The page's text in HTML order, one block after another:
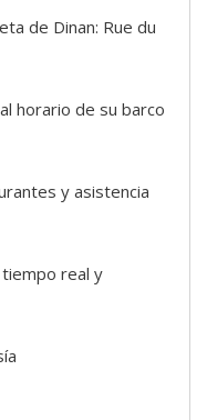
de Dinan: Rue du
horario de su barco
y asistencia
real y